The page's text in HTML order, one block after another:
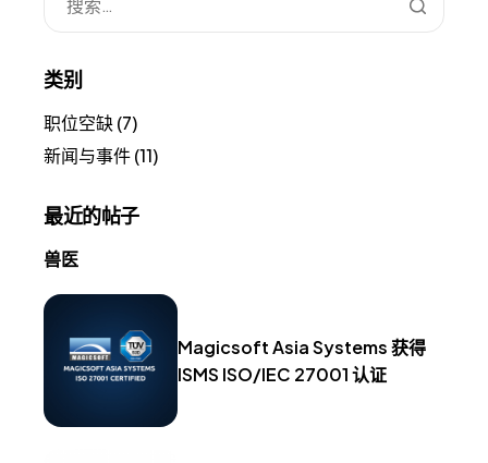
类别
职位空缺(7)
新闻与事件(11)
最近的帖子
兽医
Magicsoft Asia Systems 获得
ISMS ISO/IEC 27001 认证